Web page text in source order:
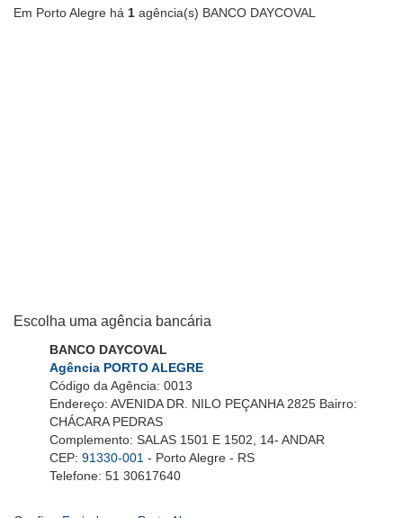
Em Porto Alegre há 1 agência(s) BANCO DAYCOVAL
Escolha uma agência bancária
BANCO DAYCOVAL
Agência PORTO ALEGRE
Código da Agência: 0013
Endereço: AVENIDA DR. NILO PEÇANHA 2825 Bairro:
CHÁCARA PEDRAS
Complemento: SALAS 1501 E 1502, 14- ANDAR
CEP: 91330-001 - Porto Alegre - RS
Telefone: 51 30617640